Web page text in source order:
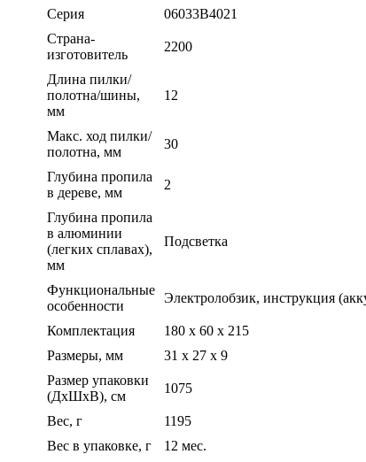
Серия
06033B4021
Страна-
изготовитель
2200
Длина пилки/
полотна/шины,
мм
12
Макс. ход пилки/
полотна, мм
30
Глубина пропила
в дереве, мм
2
Глубина пропила
в алюминии
(легких сплавах),
мм
Подсветка
Функциональные
особенности
Электролобзик, инструкция
Комплектация
180 х 60 х 215
Размеры, мм
31 x 27 x 9
Размер упаковки
(ДхШхВ), см
1075
Вес, г
1195
Вес в упаковке, г
12 мес.